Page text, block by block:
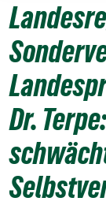
Dr.